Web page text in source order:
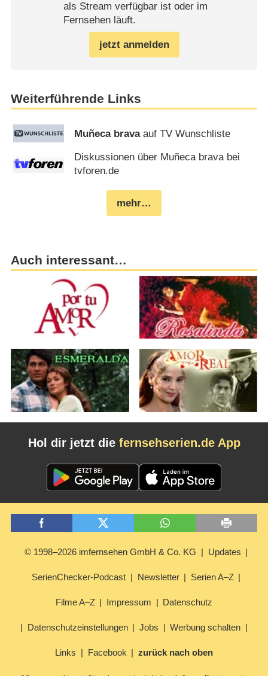
als Stream verfügbar ist oder im
Fernsehen läuft.
jetzt anmelden
Weiterführende Links
Muñeca bravaauf TV Wunschliste
Diskussionen über Muñeca brava bei
tvforen.de
mehr…
Auch interessant…
Hol dir jetzt die fernsehserien.de App
© 1998–2026 imfernsehen GmbH & Co. KG Updates
SerienChecker-Podcast Newsletter Serien A–Z
Filme A–Z Impressum Datenschutz
Datenschutzeinstellungen Jobs Werbung schalten
Links Facebook zurück nach oben